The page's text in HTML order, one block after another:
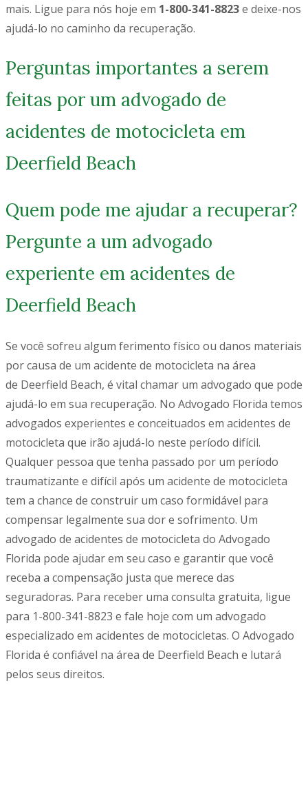
mais. Ligue para nós hoje em 1-800-341-8823e deixe-nos
ajudá-lo no caminho da recuperação.
Perguntas importantes a serem
feitas por um advogado de
acidentes de motocicleta em
Deerfield Beach
Quem pode me ajudar a recuperar?
Pergunte a um advogado
experiente em acidentes de
Deerfield Beach
Se você sofreu algum ferimento físico ou danos materiais
por causa de um acidente de motocicleta na área
de Deerfield Beach, é vital chamar um advogado que pode
ajudá-lo em sua recuperação. No Advogado Florida temos
advogados experientes e conceituados em acidentes de
motocicleta que irão ajudá-lo neste período difícil.
Qualquer pessoa que tenha passado por um período
traumatizante e difícil após um acidente de motocicleta
tem a chance de construir um caso formidável para
compensar legalmente sua dor e sofrimento. Um
advogado de acidentes de motocicleta do Advogado
Florida pode ajudar em seu caso e garantir que você
receba a compensação justa que merece das
seguradoras. Para receber uma consulta gratuita, ligue
para 1-800-341-8823 e fale hoje com um advogado
especializado em acidentes de motocicletas. O Advogado
Florida é confiável na área de Deerfield Beach e lutará
pelos seus direitos.